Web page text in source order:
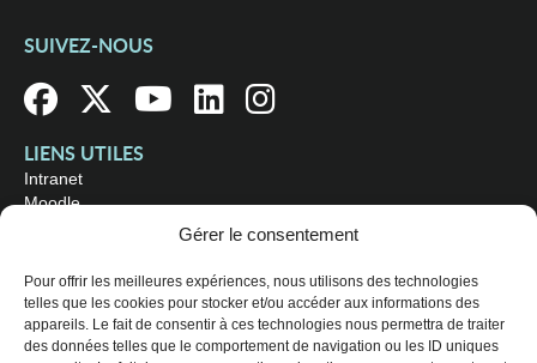
Gérer le consentement
Pour offrir les meilleures expériences, nous utilisons des technologies
telles que les cookies pour stocker et/ou accéder aux informations des
appareils. Le fait de consentir à ces technologies nous permettra de traiter
des données telles que le comportement de navigation ou les ID uniques
SUIVEZ-NOUS
LIENS UTILES
Intranet
Moodle
OÙ NOUS TROUVER
Campus principal
3800, rue Sherbrooke Est